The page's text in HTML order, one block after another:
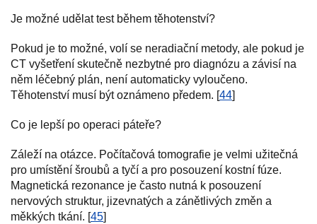
Je možné udělat test během těhotenství?
Pokud je to možné, volí se neradiační metody, ale pokud je
CT vyšetření skutečně nezbytné pro diagnózu a závisí na
něm léčebný plán, není automaticky vyloučeno.
Těhotenství musí být oznámeno předem. [44]
Co je lepší po operaci páteře?
Záleží na otázce. Počítačová tomografie je velmi užitečná
pro umístění šroubů a tyčí a pro posouzení kostní fúze.
Magnetická rezonance je často nutná k posouzení
nervových struktur, jizevnatých a zánětlivých změn a
měkkých tkání. [45]